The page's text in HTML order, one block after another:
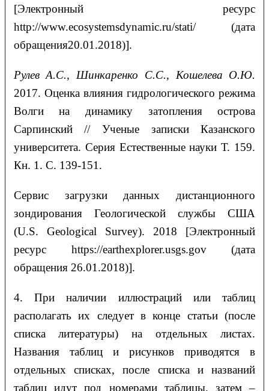
[Электронный ресурс
http://www.ecosystemsdynamic.ru/stati/ (дата
обращения20.01.2018)].
Рулев А.С., Шинкаренко С.С., Кошелева О.Ю.
2017. Оценка влияния гидрологического режима
Волги на динамику затопления острова
Сарпинский // Ученые записки Казанского
университета. Серия Естественные науки Т. 159.
Кн. 1. С. 139-151.
Сервис загрузки данных дистанционного
зондирования Геологической службы США
(U.S. Geological Survey). 2018 [Электронный
ресурс https://earthexplorer.usgs.gov (дата
обращения 26.01.2018)].
4. При наличии иллюстраций или таблиц
располагать их следует в конце статьи (после
списка литературы) на отдельных листах.
Названия таблиц и рисунков приводятся в
отдельных списках, после списка и названий
таблиц идут под номерами таблицы, затем –